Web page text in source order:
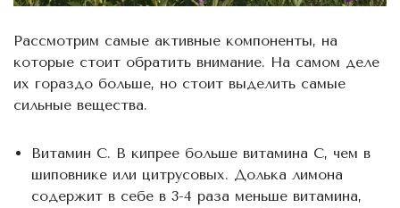
Рассмотрим самые активные компоненты, на
которые стоит обратить внимание. На самом деле
их гораздо больше, но стоит выделить самые
сильные вещества.
Витамин С. В кипрее больше витамина С, чем в
шиповнике или цитрусовых. Долька лимона
содержит в себе в 3-4 раза меньше витамина,